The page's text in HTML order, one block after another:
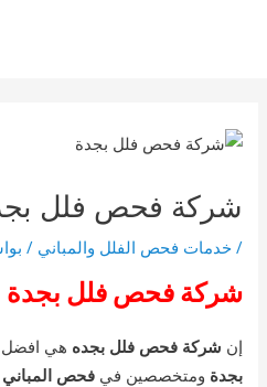
شركة فحص فلل
/خدمات فحص الفلل والمباني /
شركة فحص فلل بجدة
إن شركة فحص فلل بجده هي افضل
بجدة ومتخصصين في فحص المباني